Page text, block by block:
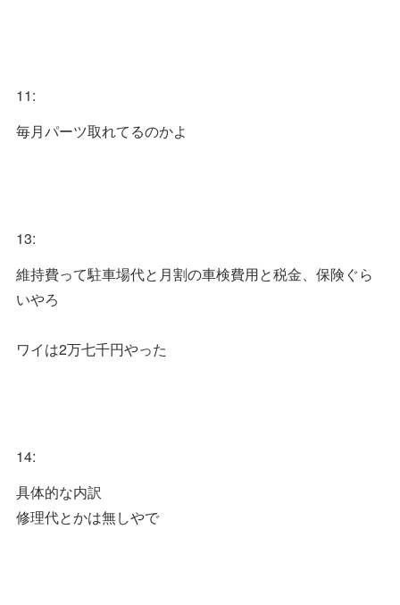
11:
毎月パーツ取れてるのかよ
13:
維持費って駐車場代と月割の車検費用と税金、保険ぐら
いやろ
ワイは2万七千円やった
14:
具体的な内訳
修理代とかは無しやで